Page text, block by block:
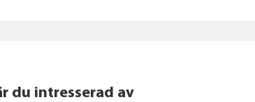
du intresserad av